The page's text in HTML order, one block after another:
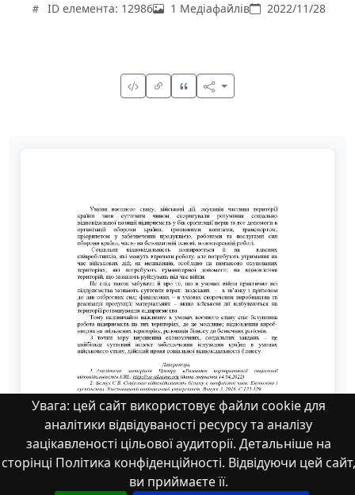
Увага: цей сайт використовує файли cookie для
аналітики відвідуваності ресурсу та аналізу
зацікавленості цільової аудиторії. Детальніше на
сторінці Політика конфіденційності. Відвідуючи цей сайт,
ви приймаєте її.
ID елемента: 12986 1 Медіафайлів 2022/11/28